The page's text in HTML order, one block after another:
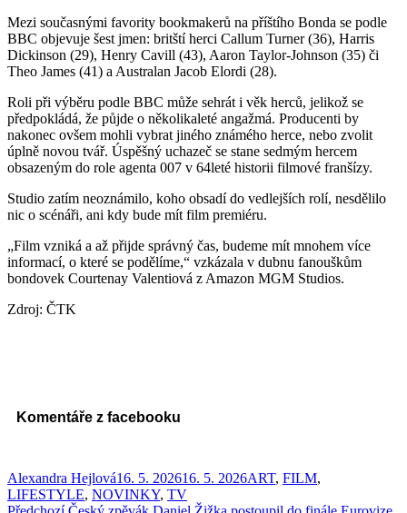
Mezi současnými favority bookmakerů na příštího Bonda se podle
BBC objevuje šest jmen: britští herci Callum Turner (36), Harris
Dickinson (29), Henry Cavill (43), Aaron Taylor-Johnson (35) či
Theo James (41) a Australan Jacob Elordi (28).
Roli při výběru podle BBC může sehrát i věk herců, jelikož se
předpokládá, že půjde o několikaleté angažmá. Producenti by
nakonec ovšem mohli vybrat jiného známého herce, nebo zvolit
úplně novou tvář. Úspěšný uchazeč se stane sedmým hercem
obsazeným do role agenta 007 v 64leté historii filmové franšízy.
Studio zatím neoznámilo, koho obsadí do vedlejších rolí, nesdělilo
nic o scénáři, ani kdy bude mít film premiéru.
„Film vzniká a až přijde správný čas, budeme mít mnohem více
informací, o které se podělíme,“ vzkázala v dubnu fanouškům
bondovek Courtenay Valentiová z Amazon MGM Studios.
Zdroj: ČTK
Komentáře z facebooku
Autor:
Alexandra HejlováPublikováno:
16. 5. 202616. 5. 2026Rubriky:
ART, FILM,
LIFESTYLE, NOVINKY, TV